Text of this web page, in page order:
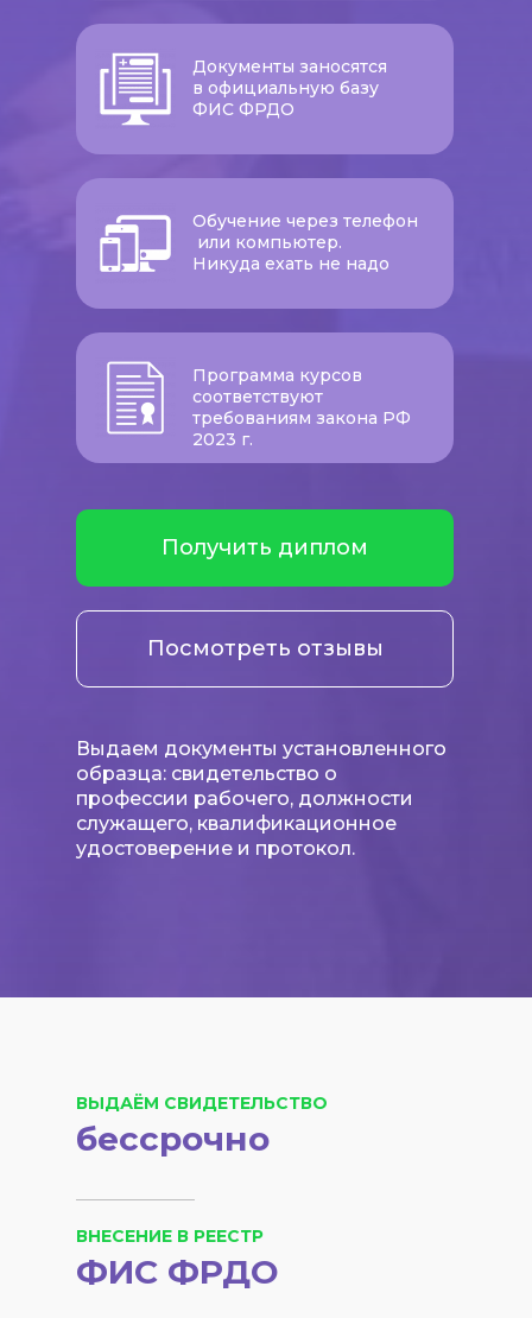
Получить диплом
Документы заносятся
в официальную базу
ФИС ФРДО
Обучение через телефон
или компьютер.
Никуда ехать не надо
Программа курсов
соответствуют
требованиям закона РФ
2023 г.
Посмотреть отзывы
Выдаем документы установленного
образца: свидетельство о
профессии рабочего, должности
служащего, квалификационное
удостоверение и протокол.
ВЫДАЁМ СВИДЕТЕЛЬСТВО
бессрочно
ВНЕСЕНИЕ В РЕЕСТР
ФИС ФРДО